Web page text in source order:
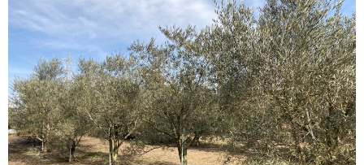
注文住宅
医療・福祉施設・幼稚園
施工実績
公共施設 PFI事業
注文住宅 商業・事業施設